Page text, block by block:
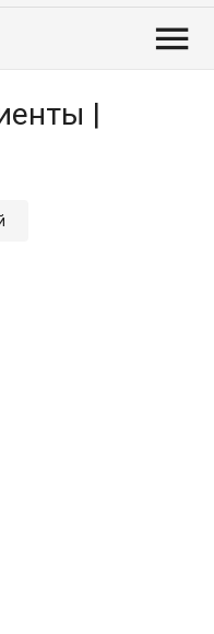

|